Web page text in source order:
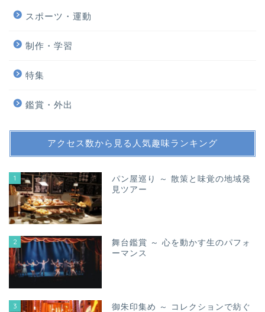
スポーツ・運動
制作・学習
特集
鑑賞・外出
アクセス数から見る人気趣味ランキング
1
パン屋巡り ～ 散策と味覚の地域発
見ツアー
2
舞台鑑賞 ～ 心を動かす生のパフォ
ーマンス
3
御朱印集め ～ コレクションで紡ぐ